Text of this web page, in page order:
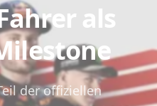
als
der offiziellen